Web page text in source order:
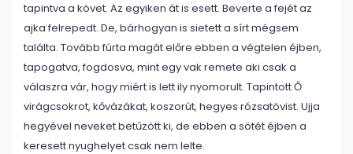
tapintva a követ. Az egyiken át is esett. Beverte a fejét az
ajka felrepedt. De, bárhogyan is sietett a sírt mégsem
találta. Tovább fúrta magát előre ebben a végtelen éjben,
tapogatva, fogdosva, mint egy vak remete aki csak a
válaszra vár, hogy miért is lett ily nyomorult. Tapintott Ő
virágcsokrot, kővázákat, koszorút, hegyes rózsatövist. Ujja
hegyével neveket betűzött ki, de ebben a sötét éjben a
keresett nyughelyet csak nem lelte.